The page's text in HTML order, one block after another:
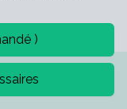
minier
)